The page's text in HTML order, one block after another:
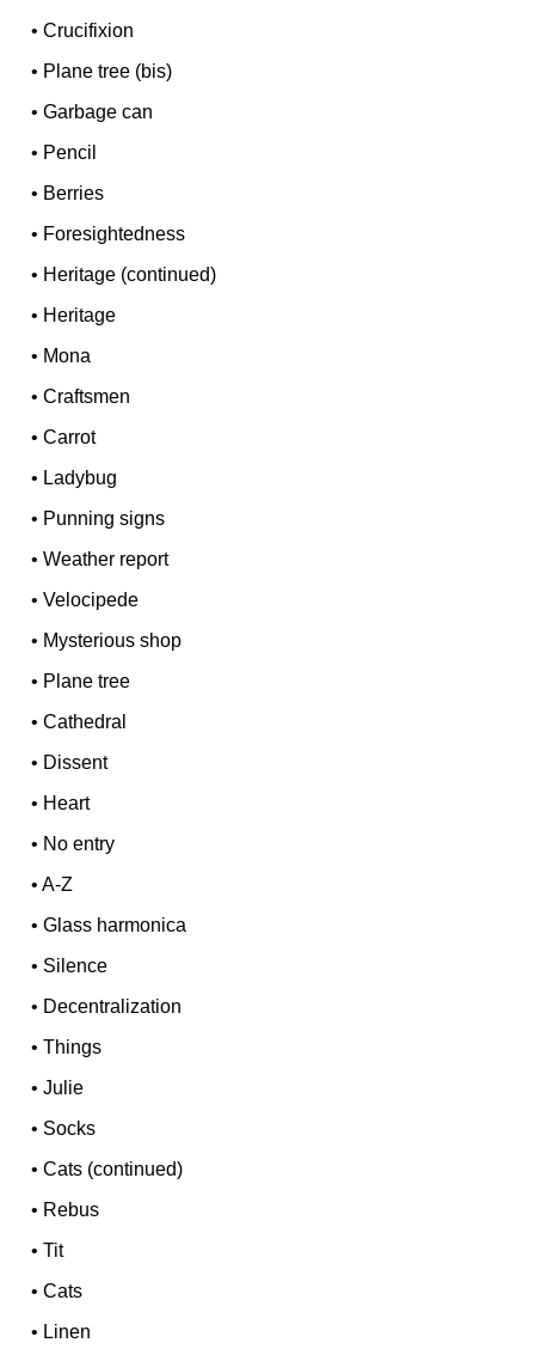
•Crucifixion
• Plane tree (bis)
•Garbage can
• Pencil
• Berries
• Foresightedness
• Heritage (continued)
• Heritage
• Mona
•Craftsmen
•Carrot
• Ladybug
• Punning signs
•Weather report
•Velocipede
• Mysterious shop
• Plane tree
•Cathedral
• Dissent
• Heart
• No entry
•A-Z
•Glass harmonica
• Silence
• Decentralization
•Things
•Julie
• Socks
•Cats (continued)
• Rebus
•Tit
•Cats
• Linen